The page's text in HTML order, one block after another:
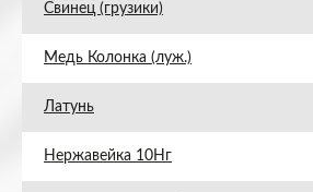
Свинец (грузики)
Медь Колонка (луж.)
Латунь
Нержавейка 10Нг